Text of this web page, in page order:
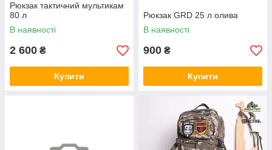
Рюкзак тактичний мультикам
80 л
В наявності
2 600 ₴
Купити
Рюкзак GRD 25 л олива
В наявності
900 ₴
Купити